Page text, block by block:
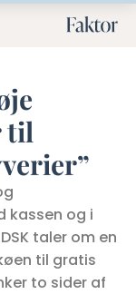
til
kassen og i
taler om en
til gratis
to sider af